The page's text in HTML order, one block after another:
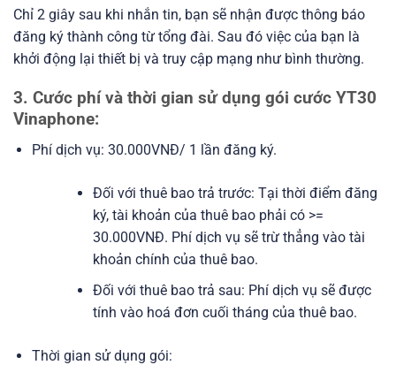
Chỉ 2 giây sau khi nhắn tin, bạn sẽ nhận được thông báo
đăng ký thành công từ tổng đài. Sau đó việc của bạn là
khởi động lại thiết bị và truy cập mạng như bình thường.
3. Cước phí và thời gian sử dụng gói cước YT30
Vinaphone:
Phí dịch vụ: 30.000VNĐ/ 1 lần đăng ký.
Đối với thuê bao trả trước: Tại thời điểm đăng
ký, tài khoản của thuê bao phải có >=
30.000VNĐ. Phí dịch vụ sẽ trừ thẳng vào tài
khoản chính của thuê bao.
Đối với thuê bao trả sau: Phí dịch vụ sẽ được
tính vào hoá đơn cuối tháng của thuê bao.
Thời gian sử dụng gói: